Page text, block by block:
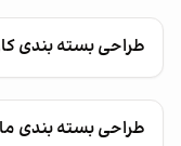
طراحی بسته بندی
طراحی بسته بندی